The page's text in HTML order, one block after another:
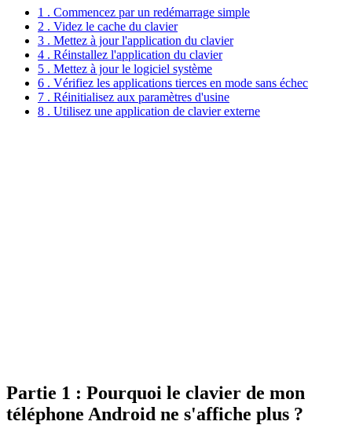
1 . Commencez par un redémarrage simple
2 . Videz le cache du clavier
3 . Mettez à jour l'application du clavier
4 . Réinstallez l'application du clavier
5 . Mettez à jour le logiciel système
6 . Vérifiez les applications tierces en mode sans échec
7 . Réinitialisez aux paramètres d'usine
8 . Utilisez une application de clavier externe
Partie 1 : Pourquoi le clavier de mon
téléphone Android ne s'affiche plus ?